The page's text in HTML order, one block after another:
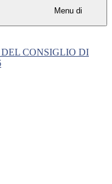
Menu di
CONSIGLIO DI